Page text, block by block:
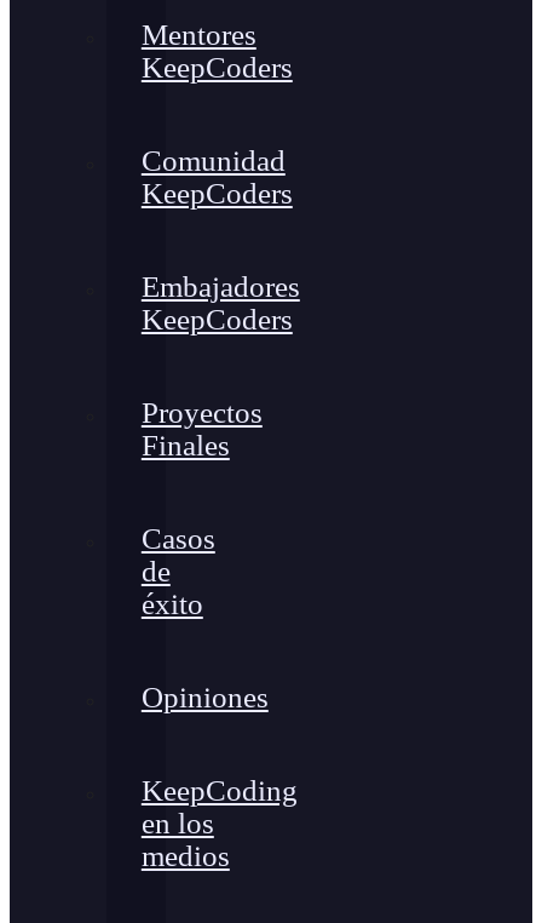
Mentores
KeepCoders
Comunidad
KeepCoders
Embajadores
KeepCoders
Proyectos
Finales
Casos
de
éxito
Opiniones
KeepCoding
en los
medios